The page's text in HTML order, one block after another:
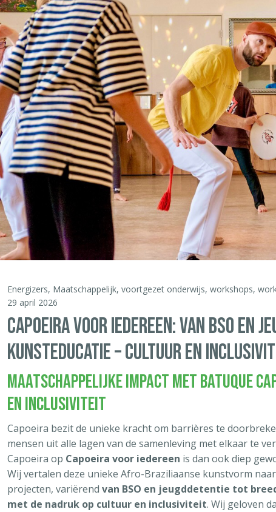
Energizers, Maatschappelijk, voortgezet onderwijs, workshops,
29 april 2026
CAPOEIRA VOOR IEDEREEN: VAN BSO EN
KUNSTEDUCATIE – CULTUUR EN
Maatschappelijke Impact met Batuque
en Inclusiviteit
Capoeira bezit de unieke kracht om barrières te
mensen uit alle lagen van de samenleving met elkaar te
Capoeira op Capoeira voor iedereen is dan ook diep
Wij vertalen deze unieke Afro-Braziliaanse kunstvorm
projecten, variërend van BSO en jeugddetentie tot
met de nadruk op cultuur en inclusiviteit. Wij geloven